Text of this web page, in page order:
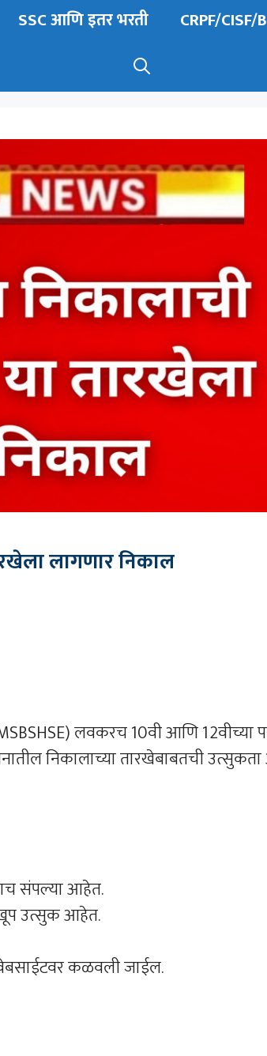
SSC आणि इतर भरती CRPF/CISF/
लागणार निकाल
लवकरच 10वी आणि 12वीच्या
निकालाच्या तारखेबाबतची
संपल्या आहेत.
खूप उत्सुक आहेत.
वेबसाईटवर कळवली जाईल.